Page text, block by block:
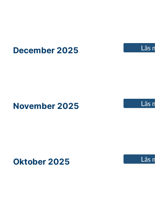
December 2025 Läs
November 2025 Läs
Oktober 2025 Läs